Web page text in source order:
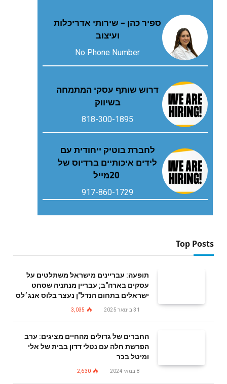
ספיר כהן – שירותי אדריכלות
ועיצוב
No Phone Number
דרוש שותף עסקי המתמחה
בשיווק
818-300-1895
‬20‭ ‬מייל
917-860-1729
Top Posts
תופעה: עבריינים מישראל משתלטים על
עסקים בארה"ב; עבריין מנתניה שסחט
ישראלים בתחום הנדל"ן נעצר בלוס אנג׳לס
31 בינואר 2025 3,035
החברים של גדולים מהחיים מציגים: ערב
הפרשת חלה עם נטלי דדון בבית של אלי
ומיטל בכר
8 במאי 2024 2,630